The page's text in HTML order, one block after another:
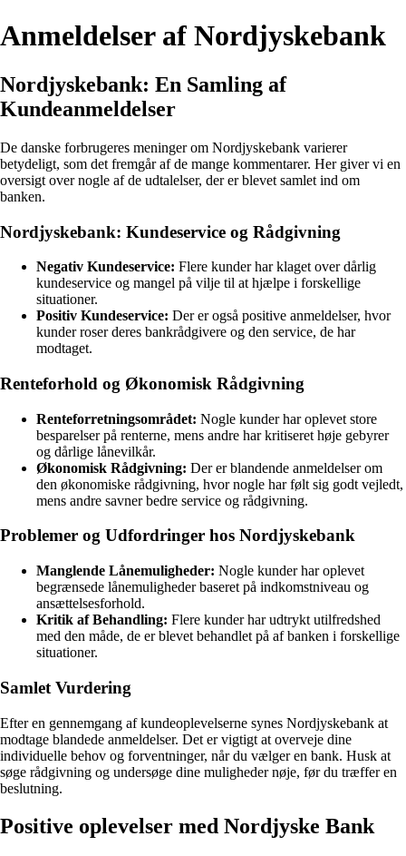
Anmeldelser af Nordjyskebank
Nordjyskebank: En Samling af
Kundeanmeldelser
De danske forbrugeres meninger om Nordjyskebank varierer
betydeligt, som det fremgår af de mange kommentarer. Her giver vi en
oversigt over nogle af de udtalelser, der er blevet samlet ind om
banken.
Nordjyskebank: Kundeservice og Rådgivning
Negativ Kundeservice: Flere kunder har klaget over dårlig
kundeservice og mangel på vilje til at hjælpe i forskellige
situationer.
Positiv Kundeservice: Der er også positive anmeldelser, hvor
kunder roser deres bankrådgivere og den service, de har
modtaget.
Renteforhold og Økonomisk Rådgivning
Renteforretningsområdet: Nogle kunder har oplevet store
besparelser på renterne, mens andre har kritiseret høje gebyrer
og dårlige lånevilkår.
Økonomisk Rådgivning: Der er blandende anmeldelser om
den økonomiske rådgivning, hvor nogle har følt sig godt vejledt,
mens andre savner bedre service og rådgivning.
Problemer og Udfordringer hos Nordjyskebank
Manglende Lånemuligheder: Nogle kunder har oplevet
begrænsede lånemuligheder baseret på indkomstniveau og
ansættelsesforhold.
Kritik af Behandling: Flere kunder har udtrykt utilfredshed
med den måde, de er blevet behandlet på af banken i forskellige
situationer.
Samlet Vurdering
Efter en gennemgang af kundeoplevelserne synes Nordjyskebank at
modtage blandede anmeldelser. Det er vigtigt at overveje dine
individuelle behov og forventninger, når du vælger en bank. Husk at
søge rådgivning og undersøge dine muligheder nøje, før du træffer en
beslutning.
Positive oplevelser med Nordjyske Bank